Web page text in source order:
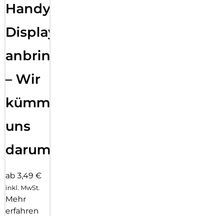
Handy
Displayfolie
anbringen
– Wir
kümmern
uns
darum!
ab 3,49 €
inkl. MwSt.
Mehr
erfahren